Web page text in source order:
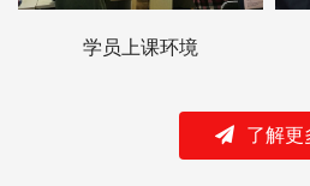
学员上课环境
了解更